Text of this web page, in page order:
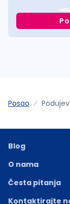
Posao
Blog
O nama
Česta pitanja
Kontaktirajte